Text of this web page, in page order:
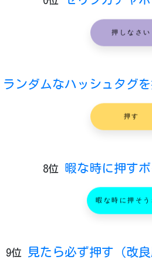
押しなさい
ランダムなハッシュタグ
押す
8位 暇な時に押す
暇な時に押そう
9位 見たら必ず押す（改